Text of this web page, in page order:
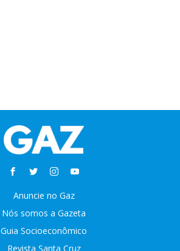
Anuncie no Gaz
Nós somos a Gazeta
Guia Socioeconômico
Revista Santa Cruz